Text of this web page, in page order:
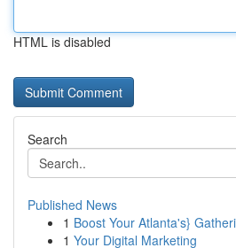
HTML is disabled
Search
Published News
1 Boost Your Atlanta's}
1 Your Digital Marketing